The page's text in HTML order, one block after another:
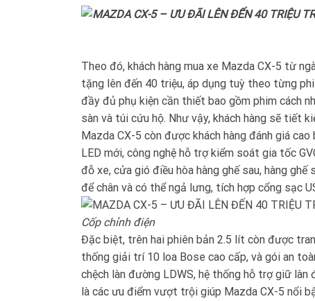
Theo đó, khách hàng mua xe Mazda CX-5 từ
tặng lên đến 40 triệu, áp dụng tuỳ theo từng
đầy đủ phụ kiện cần thiết bao gồm phim cách
sàn và túi cứu hộ. Như vậy, khách hàng sẽ tiết
Mazda CX-5 còn được khách hàng đánh giá
LED mới, công nghệ hỗ trợ kiểm soát gia tốc
đỗ xe, cửa gió điều hòa hàng ghế sau, hàng
để chân và có thể ngả lưng, tích hợp cổng sạc
Cốp chỉnh điện
Đặc biệt, trên hai phiên bản 2.5 lít còn được
thống giải trí 10 loa Bose cao cấp, và gói an
chệch làn đường LDWS, hệ thống hỗ trợ giữ
là các ưu điểm vượt trội giúp Mazda CX-5 nổi